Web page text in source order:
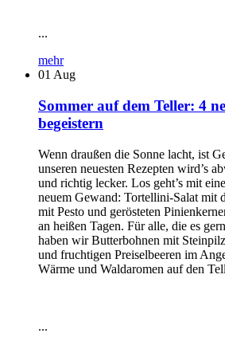
...
mehr
01 Aug
Sommer auf dem Teller: 4
begeistern
Wenn draußen die Sonne lacht, ist
unseren neuesten Rezepten wird’s
und richtig lecker. Los geht’s mit
neuem Gewand: Tortellini-Salat mit
mit Pesto und gerösteten
an heißen Tagen. Für alle, die es
haben wir Butterbohnen mit
und fruchtigen Preiselbeeren im
Wärme und Waldaromen auf den
...